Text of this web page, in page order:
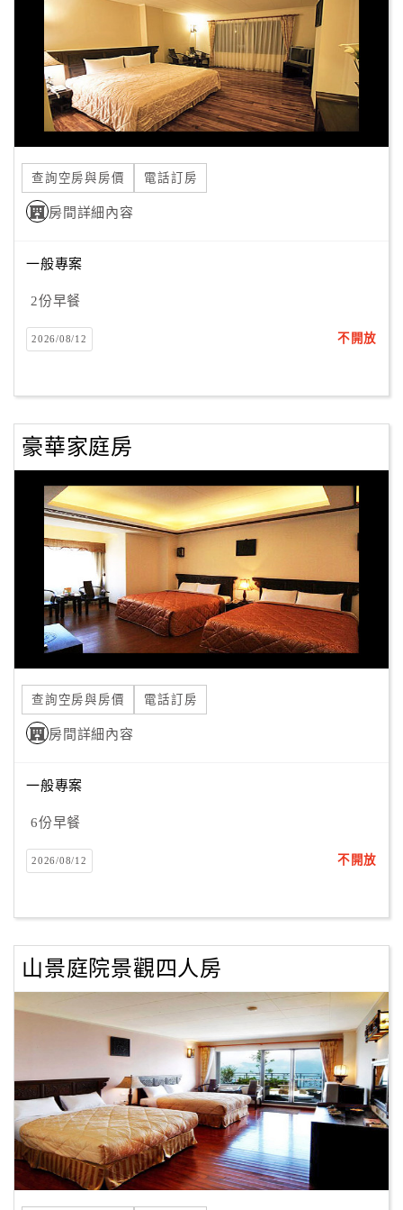
品
宣
傳
查詢空房與房價 電話訂房
房間詳細內容
一般專案
2份早餐
2026/08/12 不開放
豪華家庭房
查詢空房與房價 電話訂房
房間詳細內容
一般專案
6份早餐
2026/08/12 不開放
山景庭院景觀四人房